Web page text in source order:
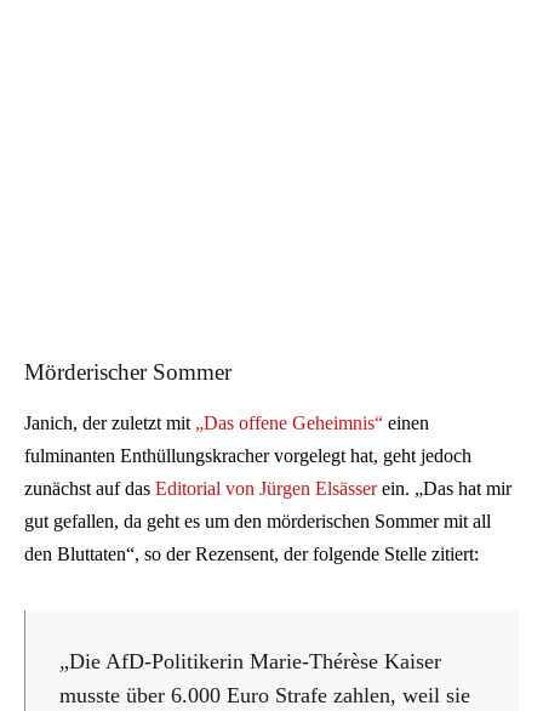
Mörderischer Sommer
Janich, der zuletzt mit „Das offene Geheimnis“ einen
fulminanten Enthüllungskracher vorgelegt hat, geht jedoch
zunächst auf das Editorial von Jürgen Elsässerein. „Das hat mir
gut gefallen, da geht es um den mörderischen Sommer mit all
den Bluttaten“, so der Rezensent, der folgende Stelle zitiert:
„Die AfD-Politikerin Marie-Thérèse Kaiser
musste über 6.000 Euro Strafe zahlen, weil sie